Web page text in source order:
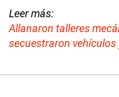
Leer más:
Allanaron talleres
secuestraron vehículos